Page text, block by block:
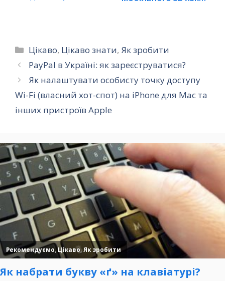
Категорії
Цікаво, Цікаво знати, Як зробити
PayPal в Україні: як зареєструватися?
Як налаштувати особисту точку доступу
Wi-Fi (власний хот-спот) на iPhone для Mac та
інших пристроїв Apple